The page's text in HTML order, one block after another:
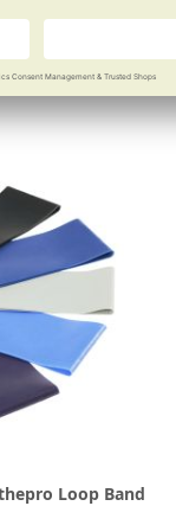
Vergleichen
Loop Band